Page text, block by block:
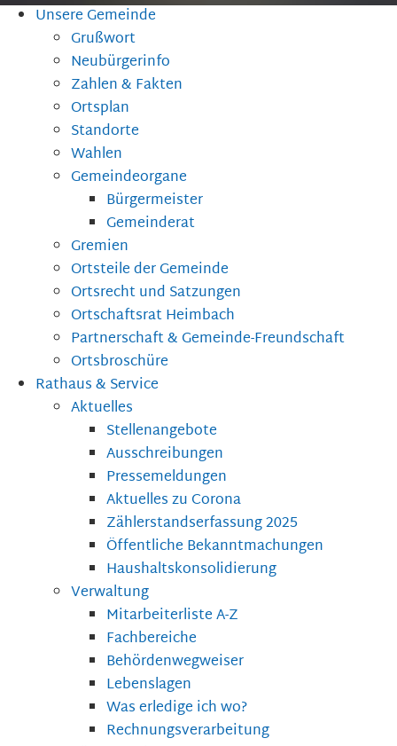
Unsere Gemeinde
Grußwort
Neubürgerinfo
Zahlen & Fakten
Ortsplan
Standorte
Wahlen
Gemeindeorgane
Bürgermeister
Gemeinderat
Gremien
Ortsteile der Gemeinde
Ortsrecht und Satzungen
Ortschaftsrat Heimbach
Partnerschaft & Gemeinde-Freundschaft
Ortsbroschüre
Rathaus & Service
Aktuelles
Stellenangebote
Ausschreibungen
Pressemeldungen
Aktuelles zu Corona
Zählerstandserfassung 2025
Öffentliche Bekanntmachungen
Haushaltskonsolidierung
Verwaltung
Mitarbeiterliste A-Z
Fachbereiche
Behördenwegweiser
Lebenslagen
Was erledige ich wo?
Rechnungsverarbeitung